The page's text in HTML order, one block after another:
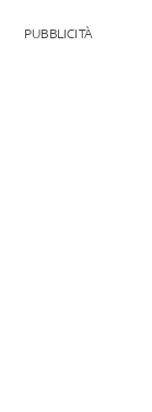
PUBBLICITÀ